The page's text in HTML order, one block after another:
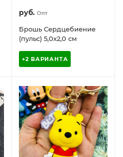
руб. Опт
Брошь Сердцебиение
(пульс) 5,0х2,0 см
+2 ВАРИАНТА